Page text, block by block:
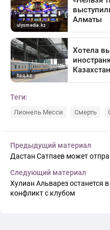
Теги:
Лионель Месси Смерть
Предыдущий материал
Дастан Сатпаев может
Следующий материал
Хулиан Альварез останется
конфликт с клубом